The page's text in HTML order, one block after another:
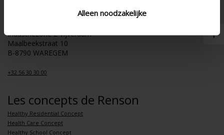
Alleen noodzakelijke
Industriezone 2 Vijverdam
Maalbeekstraat 10
B-8790 WAREGEM
+32 56 30 30 00
Les concepts de Renson
Healthy Residential Concept
Health Care Concept
Healthy School Concept